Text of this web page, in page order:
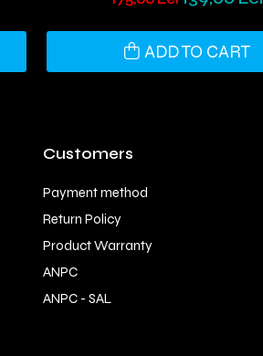
ADD TO CART
Customers
Payment method
Return Policy
Product Warranty
ANPC
ANPC - SAL